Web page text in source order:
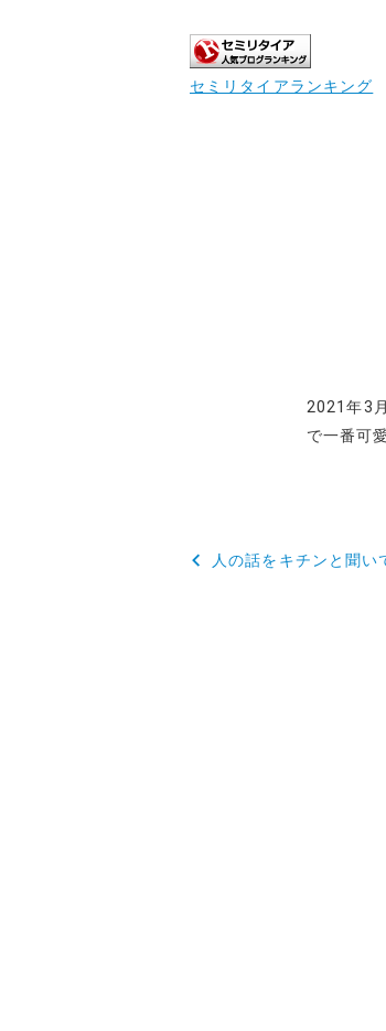
セミリタイアランキング
2021年3
で一番可
投
人の話をキチンと聞い